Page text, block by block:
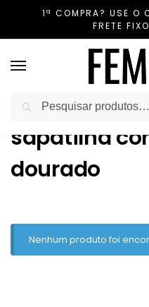
1ª COMPRA? USE O
FRETE
Início / Produtos marcados com
sapatilha
dourado
Nenhum produto foi